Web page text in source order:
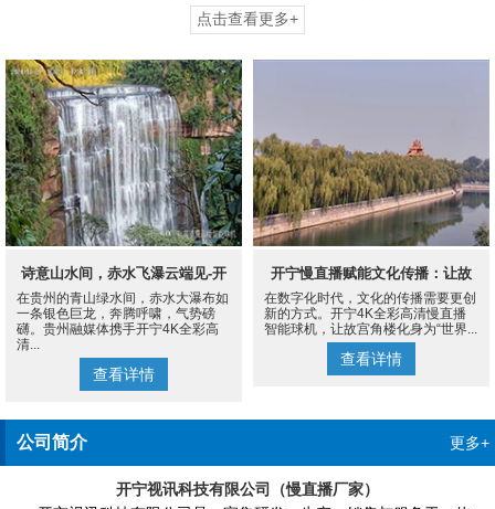
点击查看更多+
诗意山水间，赤水飞瀑云端见-开
宁4K慢直播摄像机
在贵州的青山绿水间，赤水大瀑布如
一条银色巨龙，奔腾呼啸，气势磅
礴。贵州融媒体携手开宁4K全彩高
清...
查看详情
开宁慢直播赋能文化传播：让故
宫角楼成为世界的文化客厅
在数字化时代，文化的传播需要更创
新的方式。开宁4K全彩高清慢直播
智能球机，让故宫角楼化身为“世界...
查看详情
公司简介 更多+
开宁视讯科技有限公司（慢直播厂家）